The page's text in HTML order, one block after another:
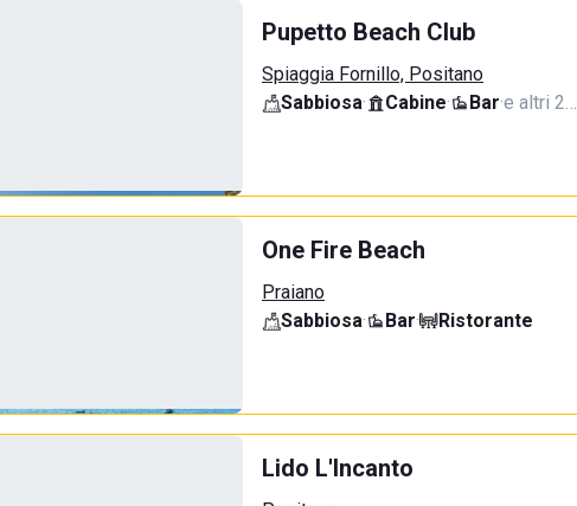
Pupetto Beach Club
Spiaggia Fornillo, Positano
Sabbiosa· Cabine· Bar·e altri 2…
One Fire Beach
Praiano
Sabbiosa· Bar·
Ristorante
Lido L'Incanto